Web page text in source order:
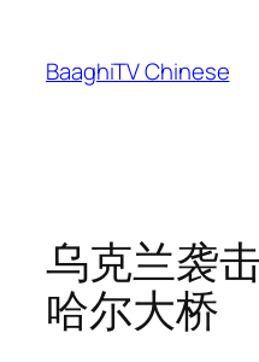
content
BaaghiTV Chinese
乌克兰袭
哈尔大桥